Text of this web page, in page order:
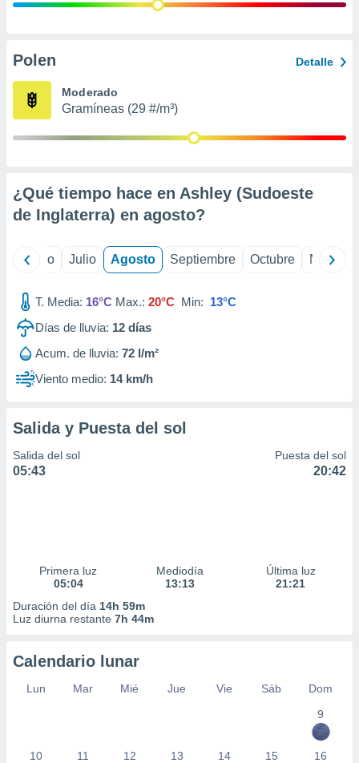
e
publicidad
Polen Detalle
Moderado
Gramíneas (29 #/m³)
¿Qué tiempo hace en Ashley (Sudoeste
de Inglaterra) en agosto?
Junio Julio Agosto Septiembre Octubre
T. Media: 16°C Max.: 20°C Min: 13°C
Días de lluvia: 12 días
Acum. de lluvia: 72 l/m²
Viento medio: 14 km/h
Salida y Puesta del sol
Salida del sol
05:43
Puesta del sol
20:42
Primera luz
05:04
Mediodía
13:13
Última luz
21:21
Duración del día 14h 59m
Luz diurna restante 7h 44m
Calendario lunar
Lun Mar Mié Jue Vie Sáb
Dom
9
10 11 12 13 14 15 16